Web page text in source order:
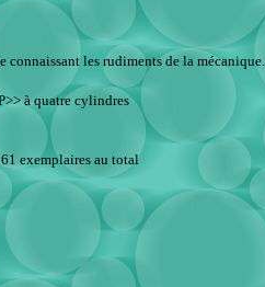
connaissant les rudiments de la
à quatre cylindres
exemplaires au total